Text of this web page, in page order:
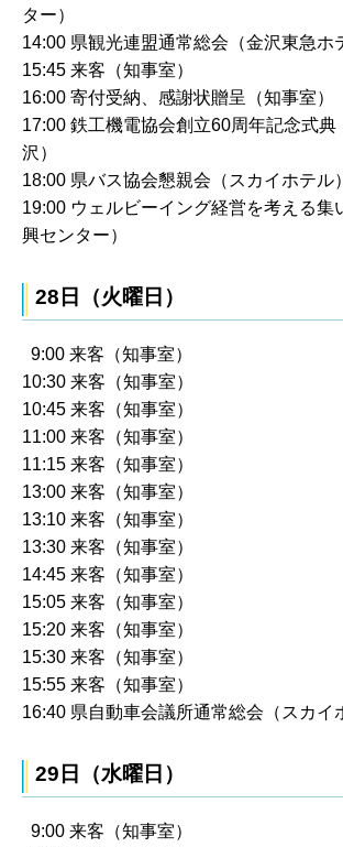
ター）
14:00 県観光連盟通常総会（金沢東急ホ
15:45 来客（知事室）
16:00 寄付受納、感謝状贈呈（知事室）
17:00 鉄工機電協会創立60周年記念式典
沢）
18:00 県バス協会懇親会（スカイホテル）
19:00 ウェルビーイング経営を考える集
興センター）
28日（火曜日）
9:00 来客（知事室）
10:30 来客（知事室）
10:45 来客（知事室）
11:00 来客（知事室）
11:15 来客（知事室）
13:00 来客（知事室）
13:10 来客（知事室）
13:30 来客（知事室）
14:45 来客（知事室）
15:05 来客（知事室）
15:20 来客（知事室）
15:30 来客（知事室）
15:55 来客（知事室）
16:40 県自動車会議所通常総会（スカイ
29日（水曜日）
9:00 来客（知事室）